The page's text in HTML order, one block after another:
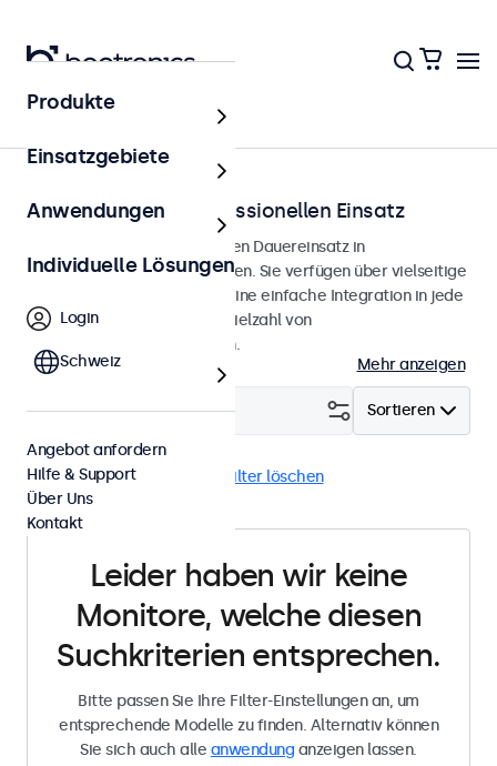
Anwendung
Displays für den professionellen Einsatz
Professionelle Displays für den Dauereinsatz in
anspruchsvollen Anwendungen. Sie verfügen über vielseitige
Montagemöglichkeiten für eine einfache Integration in jede
Umgebung und bieten eine Vielzahl von
Konfigurationsmöglichkeiten.
Mehr anzeigen
Sortieren
Filtern (0)
13 Zoll BNC (SDI) Alle Filter löschen
Leider haben wir keine
Monitore, welche diesen
Suchkriterien entsprechen.
Bitte passen Sie Ihre Filter-Einstellungen an, um
entsprechende Modelle zu finden. Alternativ können
Sie sich auch alle anwendung anzeigen lassen.
Produkte
Einsatzgebiete
Anwendungen
Individuelle Lösungen
Login
Schweiz
Angebot anfordern
Hilfe & Support
Über Uns
Kontakt